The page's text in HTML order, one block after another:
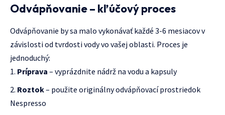
Odvápňovanie – kľúčový proces
Odvápňovanie by sa malo vykonávať každé 3-6 mesiacov v
závislosti od tvrdosti vody vo vašej oblasti. Proces je
jednoduchý:
Príprava – vyprázdnite nádrž na vodu a kapsuly
Roztok– použite originálny odvápňovací prostriedok
Nespresso